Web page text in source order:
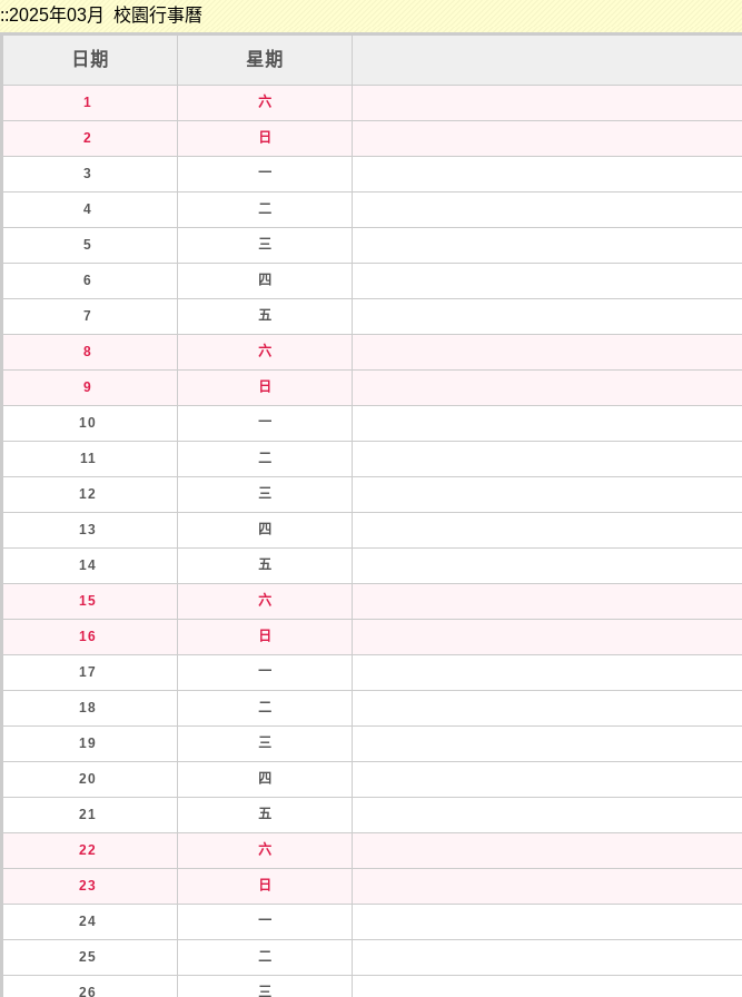
::2025年03月 校園行事曆
日期 星期
1 六
2 日
3 一
4 二
5 三
6 四
7 五
8 六
9 日
10 一
11 二
12 三
13 四
14 五
15 六
16 日
17 一
18 二
19 三
20 四
21 五
22 六
23 日
24 一
25 二
26 三